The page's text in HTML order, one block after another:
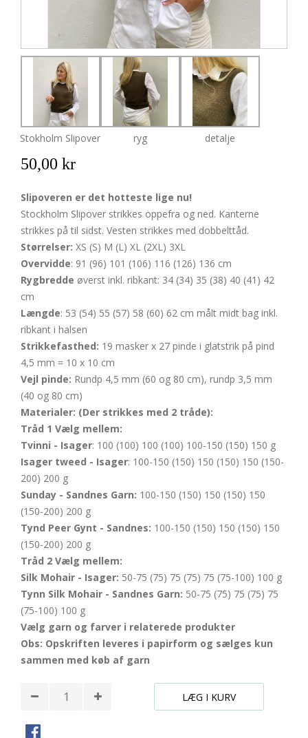
Stokholm Slipover ryg detalje
50,00 kr
Slipoveren er det hotteste lige nu!
Stockholm Slipover strikkes oppefra og ned. Kanterne
strikkes på til sidst. Vesten strikkes med dobbelttåd.
Størrelser:XS (S) M (L) XL (2XL) 3XL
Overvidde: 91 (96) 101 (106) 116 (126) 136 cm
Rygbredde øverst inkl. ribkant: 34 (34) 35 (38) 40 (41) 42
cm
Længde: 53 (54) 55 (57) 58 (60) 62 cm målt midt bag inkl.
ribkant i halsen
Strikkefasthed: 19 masker x 27 pinde i glatstrik på pind
4,5 mm = 10 x 10 cm
Vejl pinde: Rundp 4,5 mm (60 og 80 cm), rundp 3,5 mm
(40 og 80 cm)
Materialer: (Der strikkes med 2 tråde):
Tråd 1 Vælg mellem:
Tvinni - Isager: 100 (100) 100 (100) 100-150 (150) 150 g
Isager tweed - Isager: 100-150 (150) 150 (150) 150 (150-
200) 200 g
Sunday - Sandnes Garn: 100-150 (150) 150 (150) 150
(150-200) 200 g
Tynd Peer Gynt - Sandnes: 100-150 (150) 150 (150) 150
(150-200) 200 g
Tråd 2 Vælg mellem:
Silk Mohair - Isager: 50-75 (75) 75 (75) 75 (75-100) 100 g
Tynn Silk Mohair - Sandnes Garn: 50-75 (75) 75 (75) 75
(75-100) 100 g
Vælg garn og farver i relaterede produkter
Obs: Opskriften leveres i papirform og sælges kun
sammen med køb af garn
LÆG I KURV